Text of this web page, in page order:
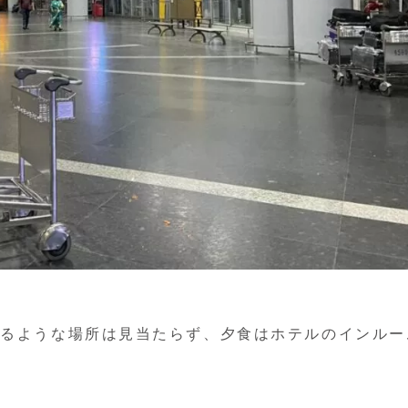
ような場所は見当たらず、夕食はホテルのインル